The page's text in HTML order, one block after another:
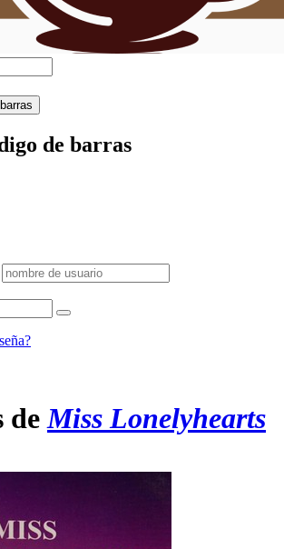
de barras
deMiss Lonelyhearts